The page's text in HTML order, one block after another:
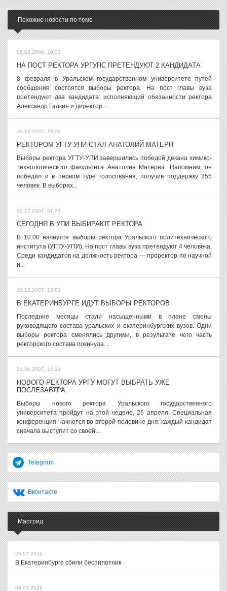
Похожие новости по теме
06.02.2008, 10:33
НА ПОСТ РЕКТОРА УРГУПС ПРЕТЕНДУЮТ 2 КАНДИДАТА
8 февраля в Уральском государственном университете путей
сообщения состоятся выборы ректора. На пост главы вуза
претендуют два кандидата: исполняющий обязанности ректора
Александр Галкин и директор...
19.12.2007, 15:28
РЕКТОРОМ УГТУ-УПИ СТАЛ АНАТОЛИЙ МАТЕРН
Выборы ректора УГТУ-УПИ завершились победой декана химико-
технологического факультета Анатолия Матерна. Напомним, он
победил и в первом туре голосования, получив поддержку 255
человек. В выборах...
19.12.2007, 07:23
СЕГОДНЯ В УПИ ВЫБИРАЮТ РЕКТОРА
В 10:00 начнутся выборы ректора Уральского политехнического
института (УГТУ-УПИ). На пост главы вуза претендуют 4 человека.
Среди кандидатов на должность ректора — проректор по научной
и...
10.12.2007, 13:01
В ЕКАТЕРИНБУРГЕ ИДУТ ВЫБОРЫ РЕКТОРОВ
Последние месяцы стали насыщенными в плане смены
руководящего состава уральских и екатеринбургских вузов. Одни
выборы ректора сменялись другими, в результате чего часть
ректорского состава покинула...
24.04.2007, 14:13
НОВОГО РЕКТОРА УРГУ МОГУТ ВЫБРАТЬ УЖЕ
ПОСЛЕЗАВТРА
Выборы нового ректора Уральского государственного
университета пройдут на этой неделе, 26 апреля. Специальная
конференция начнется во второй половине дня: каждый кандидат
сначала выступит со своей...
Telegram
Вконтакте
Мастрид
25.07.2026
В Екатеринбурге сбили беспилотник
08.07.2026